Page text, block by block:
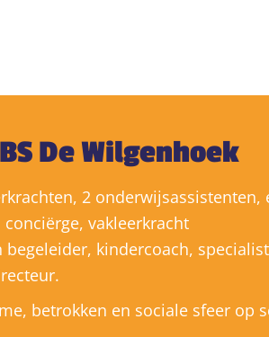
De Wilgenhoek
2 onderwijsassistenten,
vakleerkracht
kindercoach,
betrokken en sociale sfeer op